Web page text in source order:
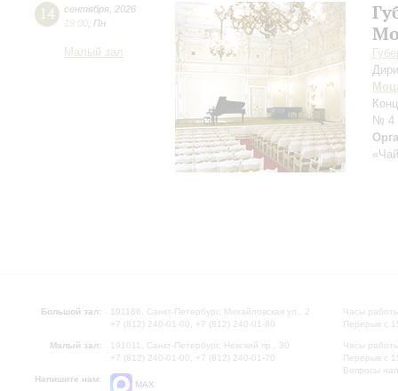
14 сентября 2026
19:00 Пн
Малый зал
№ 4
Большой зал:
191186, Санкт-Петербург, Михайловская ул., 2
+7 (812) 240-01-00, +7 (812) 240-01-80
Малый зал:
191011, Санкт-Петербург, Невский пр., 30
+7 (812) 240-01-00, +7 (812) 240-01-70
Напишите нам:
MAX
Часы
Перерыв с
Часы
Перерыв с
Вопросы